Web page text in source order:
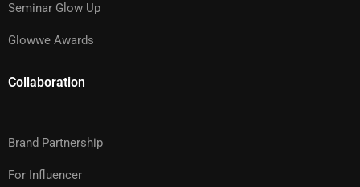
Seminar Glow Up
Glowwe Awards
Collaboration
Brand Partnership
For Influencer